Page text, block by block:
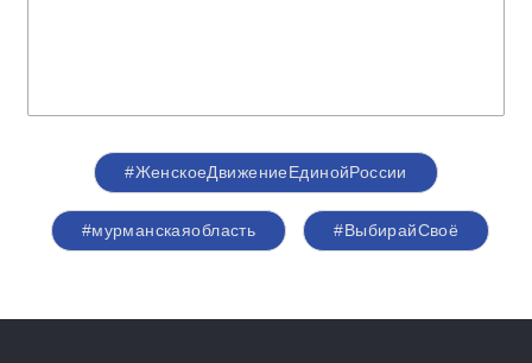
#ЖенскоеДвижениеЕдинойРоссии
#мурманскаяобласть #ВыбирайСвоё